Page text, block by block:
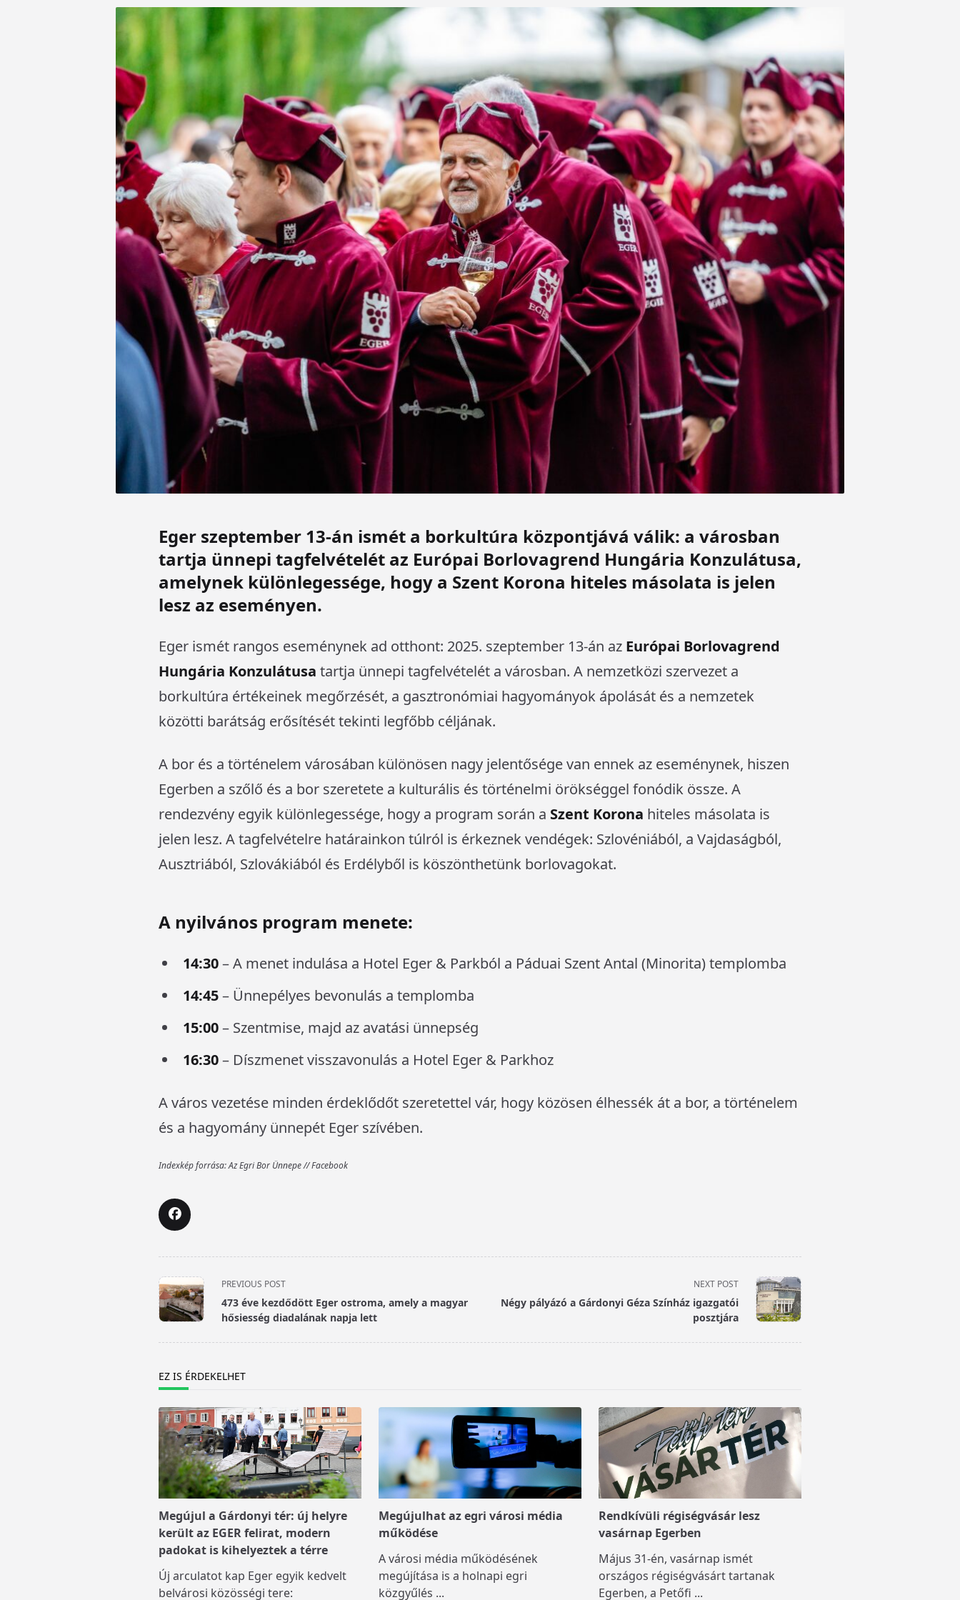
Eger szeptember 13-án ismét a borkultúra központjává válik: a városban
tartja ünnepi tagfelvételét az Európai Borlovagrend Hungária Konzulátusa,
amelynek különlegessége, hogy a Szent Korona hiteles másolata is jelen
lesz az eseményen.
Eger ismét rangos eseménynek ad otthont: 2025. szeptember 13-án az Európai Borlovagrend
Hungária Konzulátusa tartja ünnepi tagfelvételét a városban. A nemzetközi szervezet a
borkultúra értékeinek megőrzését, a gasztronómiai hagyományok ápolását és a nemzetek
közötti barátság erősítését tekinti legfőbb céljának.
A bor és a történelem városában különösen nagy jelentősége van ennek az eseménynek, hiszen
Egerben a szőlő és a bor szeretete a kulturális és történelmi örökséggel fonódik össze. A
rendezvény egyik különlegessége, hogy a program során a Szent Korona hiteles másolata is
jelen lesz. A tagfelvételre határainkon túlról is érkeznek vendégek: Szlovéniából, a Vajdaságból,
Ausztriából, Szlovákiából és Erdélyből is köszönthetünk borlovagokat.
A nyilvános program menete:
14:30– A menet indulása a Hotel Eger & Parkból a Páduai Szent Antal (Minorita) templomba
14:45– Ünnepélyes bevonulás a templomba
15:00– Szentmise, majd az avatási ünnepség
16:30– Díszmenet visszavonulás a Hotel Eger & Parkhoz
A város vezetése minden érdeklődőt szeretettel vár, hogy közösen élhessék át a bor, a történelem
és a hagyomány ünnepét Eger szívében.
Indexkép forrása: Az Egri Bor Ünnepe // Facebook
<span
class="nav-
subtitle
text">Page</span>
PREVIOUS POST
473 éve kezdődött Eger ostroma, amely a magyar
hősiesség diadalának napja lett
NEXT POST
Négy pályázó a Gárdonyi Géza Színház igazgatói
posztjára
EZ IS ÉRDEKELHET
Megújul a Gárdonyi tér: új helyre
került az EGER felirat, modern
padokat is kihelyeztek a térre
Új arculatot kap Eger egyik kedvelt
belvárosi közösségi tere:
Megújulhat az egri városi média
működése
A városi média működésének
megújítása is a holnapi egri
közgyűlés ...
Rendkívüli régiségvásár lesz
vasárnap Egerben
Május 31-én, vasárnap ismét
országos régiségvásárt tartanak
Egerben, a Petőfi ...